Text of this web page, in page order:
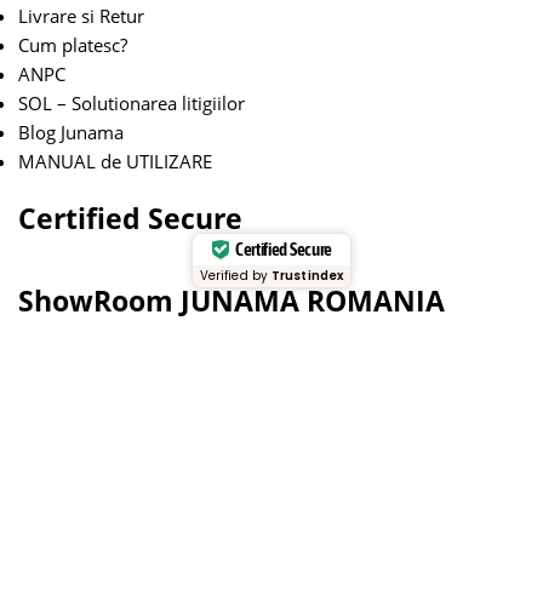
Livrare si Retur
Cum platesc?
ANPC
SOL – Solutionarea litigiilor
Blog Junama
MANUAL de UTILIZARE
Certified Secure
Certified Secure
Verified by Trustindex
ShowRoom JUNAMA ROMANIA